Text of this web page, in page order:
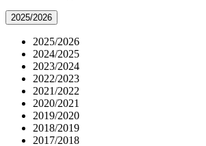
2025/2026
2025/2026
2024/2025
2023/2024
2022/2023
2021/2022
2020/2021
2019/2020
2018/2019
2017/2018